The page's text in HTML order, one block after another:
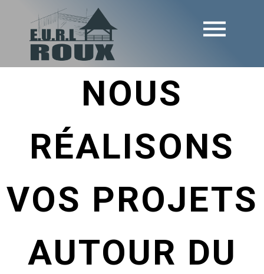
NOUS
RÉALISONS
VOS PROJETS
AUTOUR DU